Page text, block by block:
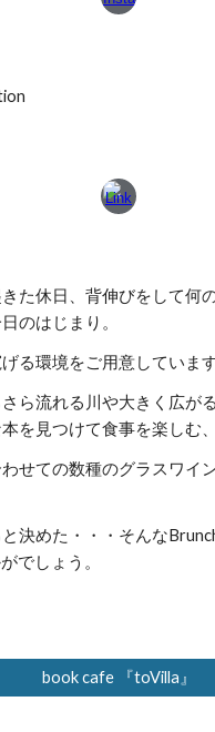
た休日、背伸びをして何
のはじまり。
る環境をご用意しています
ら流れる川や大きく広が
を見つけて食事を楽しむ、
せての数種のグラスワイ
決めた・・・そんな
でしょう。
book cafe 『toVilla』